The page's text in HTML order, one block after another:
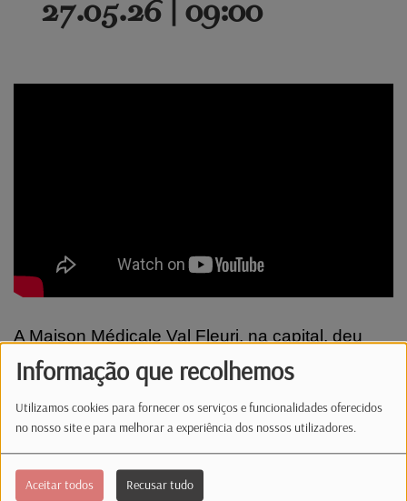
Informação que recolhemos
Utilizamos cookies para fornecer os serviços e funcionalidades oferecidos
no nosso site e para melhorar a experiência dos nossos utilizadores.
Aceitar todos Recusar tudo
27.05.26 | 09:00
A Maison Médicale Val Fleuri, na capital, deu
15.800 consultas presenciais em 2025. E há um
novo site para procurar emprego no
Luxemburgo e Grande Região.
Comentários(0)